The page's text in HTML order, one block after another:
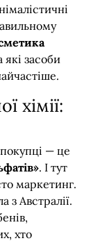
засоби
хімії:
— це
. І тут
маркетинг.
з Австралії.
хто